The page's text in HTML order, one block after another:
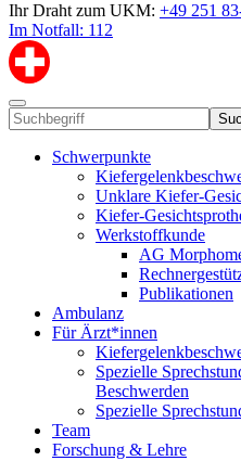
Ihr Draht zum UKM: +49 251
Im Notfall: 112
Schwerpunkte
Unklare Kiefer-
Kiefer-
Werkstoffkunde
AG
Publikationen
Ambulanz
Für Ärzt*innen
Spezielle
Beschwerden
Spezielle
Team
Forschung & Lehre